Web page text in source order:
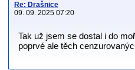
Re: Drašnice
09. 09. 2025 07:20
Tak už jsem se dostal i do
poprvé ale těch